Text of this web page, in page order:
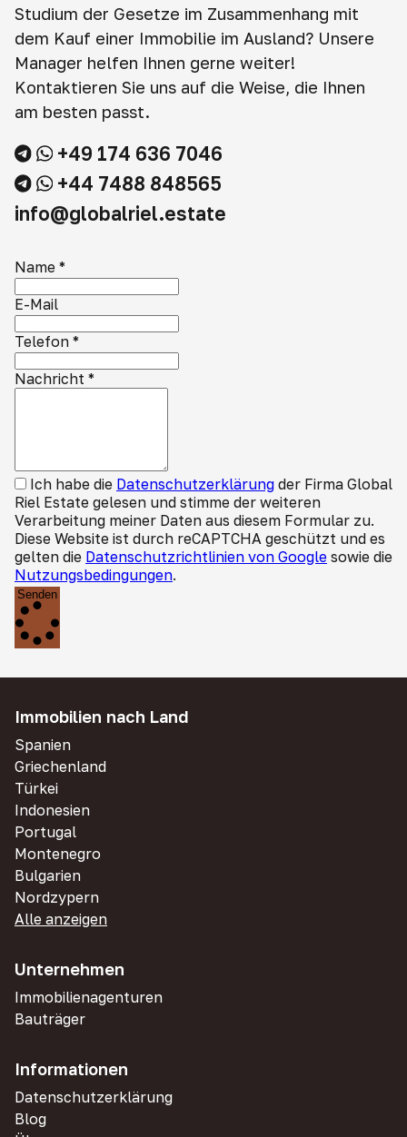
Studium der Gesetze im Zusammenhang mit
dem Kauf einer Immobilie im Ausland? Unsere
Manager helfen Ihnen gerne weiter!
Kontaktieren Sie uns auf die Weise, die Ihnen
am besten passt.
+49 174 636 7046
+44 7488 848565
info@globalriel.estate
Name *
E-Mail
Telefon *
Nachricht *
Ich habe die Datenschutzerklärung der Firma Global
Riel Estate gelesen und stimme der weiteren
Verarbeitung meiner Daten aus diesem Formular zu.
Diese Website ist durch reCAPTCHA geschützt und es
gelten die Datenschutzrichtlinien von Google sowie die
Nutzungsbedingungen.
Senden
Immobilien nach Land
Spanien
Griechenland
Türkei
Indonesien
Portugal
Montenegro
Bulgarien
Nordzypern
Alle anzeigen
Unternehmen
Immobilienagenturen
Bauträger
Informationen
Datenschutzerklärung
Blog